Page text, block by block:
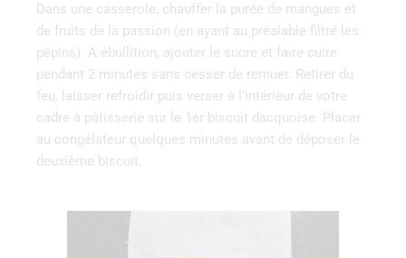
Dans une casserole, chauffer la purée de mangues et
de fruits de la passion (en ayant au préalable filtré les
pépins). A ébullition, ajouter le sucre et faire cuire
pendant 2 minutes sans cesser de remuer. Retirer du
feu, laisser refroidir puis verser à l’intérieur de votre
cadre à pâtisserie sur le 1er biscuit dacquoise. Placer
au congélateur quelques minutes avant de déposer le
deuxième biscuit.